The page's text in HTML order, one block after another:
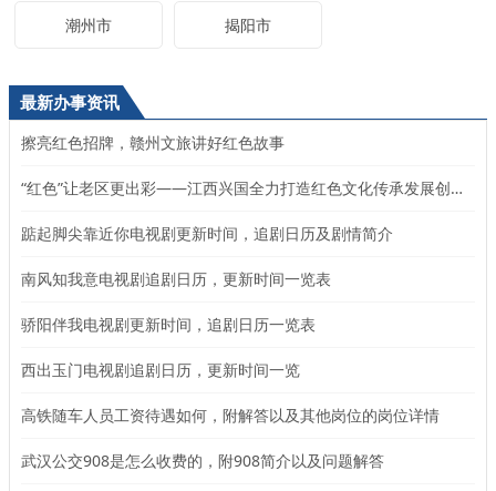
潮州市 揭阳市
最新办事资讯
擦亮红色招牌，赣州文旅讲好红色故事
“红色”让老区更出彩——江西兴国全力打造红色文化传承发展创新示范区
踮起脚尖靠近你电视剧更新时间，追剧日历及剧情简介
南风知我意电视剧追剧日历，更新时间一览表
骄阳伴我电视剧更新时间，追剧日历一览表
西出玉门电视剧追剧日历，更新时间一览
高铁随车人员工资待遇如何，附解答以及其他岗位的岗位详情
武汉公交908是怎么收费的，附908简介以及问题解答